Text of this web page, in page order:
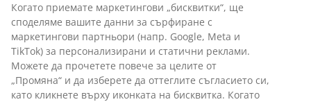
Отзиви
(4
Доставка
Когато приемате маркетингови „бисквитки“, ще
споделяме вашите данни за сърфиране с
маркетингови партньори (напр. Google, Meta и
TikTok) за персонализирани и статични реклами.
Можете да прочетете повече за целите от
„Промяна“ и да изберете да оттеглите съгласието си,
като кликнете върху иконката на бисквитка. Когато